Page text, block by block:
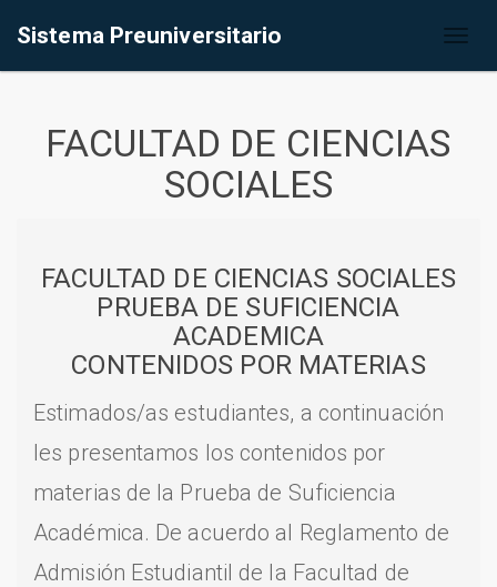
Sistema Preuniversitario
FACULTAD DE CIENCIAS
SOCIALES
FACULTAD DE CIENCIAS SOCIALES
PRUEBA DE SUFICIENCIA
ACADEMICA
CONTENIDOS POR MATERIAS
Estimados/as estudiantes, a continuación
les presentamos los contenidos por
materias de la Prueba de Suficiencia
Académica. De acuerdo al Reglamento de
Admisión Estudiantil de la Facultad de